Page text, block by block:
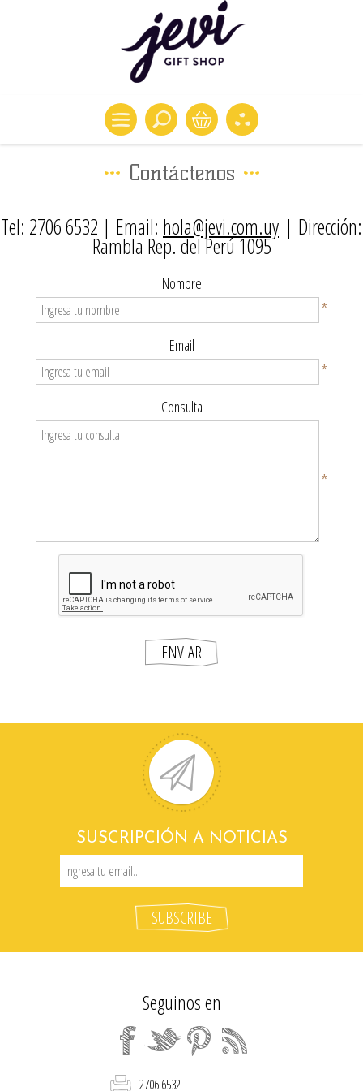
Contáctenos
Tel: 2706 6532 | Email: hola@jevi.com.uy | Dirección:
Rambla Rep. del Perú 1095
Nombre
*
Email
*
Consulta
*
SUSCRIPCIÓN A NOTICIAS
Seguinos en
2706 6532